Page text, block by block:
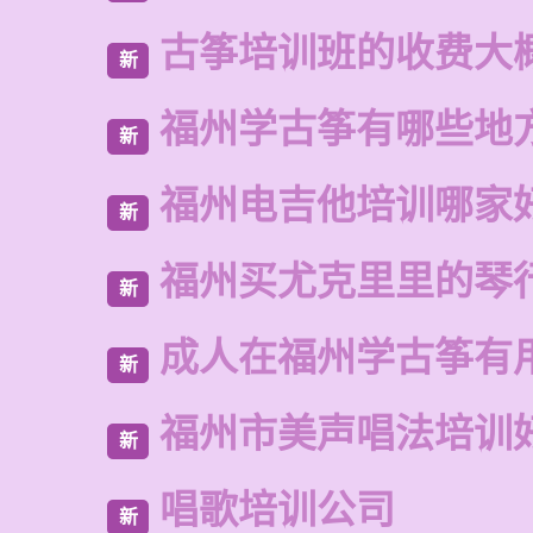
新 古筝培训班的收费大
新 福州学古筝有哪些地
新 福州电吉他培训哪家
新 福州买尤克里里的琴
新 成人在福州学古筝有
新 福州市美声唱法培训
新 唱歌培训公司